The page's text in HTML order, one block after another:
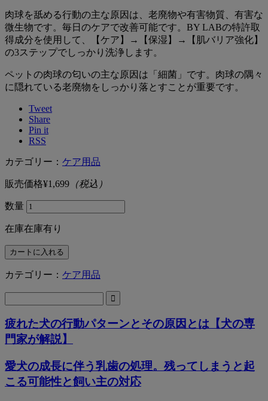
肉球を舐める行動の主な原因は、老廃物や有害物質、有害な
微生物です。毎日のケアで改善可能です。BY LABの特許取
得成分を使用して、【ケア】→【保湿】→【肌バリア強化】
の3ステップでしっかり洗浄します。
ペットの肉球の匂いの主な原因は「細菌」です。肉球の隅々
に隠れている老廃物をしっかり落とすことが重要です。
Tweet
Share
Pin it
RSS
カテゴリー： ケア用品
販売価格¥1,699 （税込）
数量
在庫在庫有り
カテゴリー： ケア用品
検
索:
疲れた犬の行動パターンとその原因とは【犬の専
門家が解説】
愛犬の成長に伴う乳歯の処理。残ってしまうと起
こる可能性と飼い主の対応